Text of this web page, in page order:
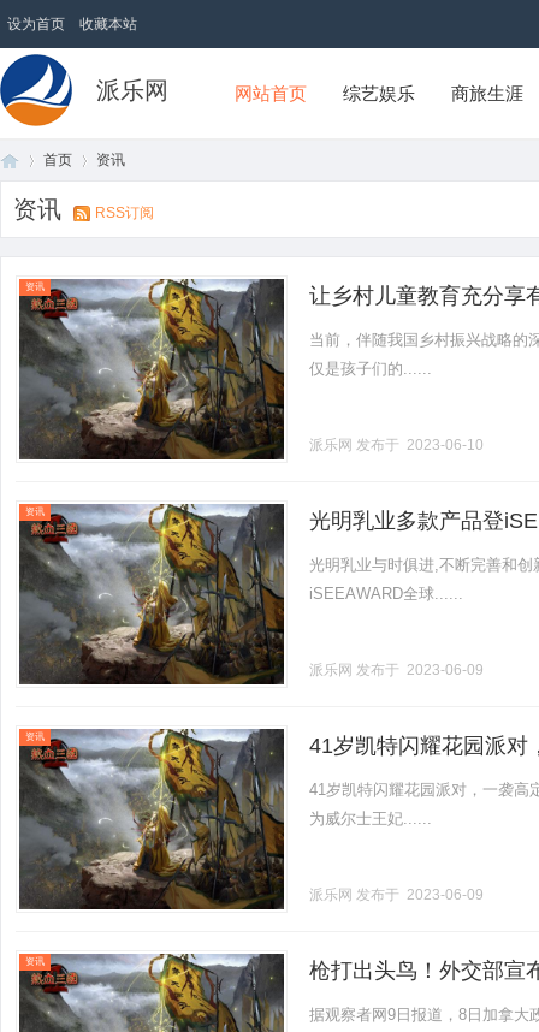
设为首页 收藏本站
派乐网 网站首页 综艺娱乐 商旅生涯
首页 资讯
资讯 RSS订阅
资讯 让乡村儿童教育充分享
当前，伴随我国乡村振兴战略的
仅是孩子们的......
派乐网 发布于 2023-06-10
资讯 光明乳业多款产品登
光明乳业与时俱进,不断完善和
iSEEAWARD全球......
派乐网 发布于 2023-06-09
资讯 41岁凯特闪耀花园派对
41岁凯特闪耀花园派对，一袭高
为威尔士王妃......
派乐网 发布于 2023-06-09
资讯 枪打出头鸟！外交部宣
据观察者网9日报道，8日加拿大